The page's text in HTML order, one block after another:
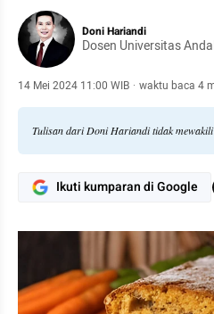
Doni Hariandi
Dosen Universitas
14 Mei 2024 11:00 WIB · waktu baca 4
Tulisan dari Doni Hariandi tidak
Ikuti kumparan di Google